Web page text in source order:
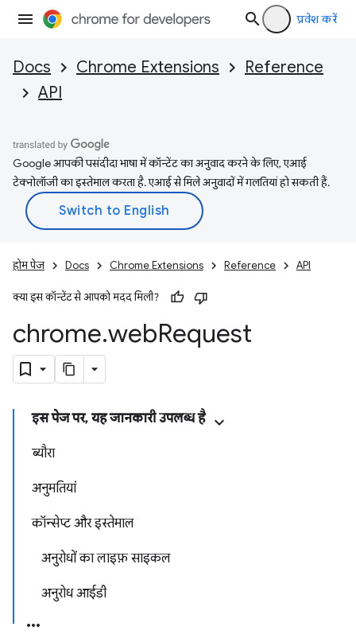
प्रवेश करें
Docs Chrome Extensions
Reference
API
Google आपकी पसंदीदा भाषा में कॉन्टेंट का अनुवाद करने के लिए, एआई
टेक्नोलॉजी का इस्तेमाल करता है. एआई से मिले अनुवादों में गलतियां हो सकती हैं.
होम पेज Docs Chrome Extensions Reference API
क्या इस कॉन्टेंट से आपको मदद मिली?
chrome.webRequest
इस पेज पर, यह जानकारी उपलब्ध है
ब्यौरा
अनुमतियां
कॉन्सेप्ट और इस्तेमाल
अनुरोधों का लाइफ़ साइकल
अनुरोध आईडी